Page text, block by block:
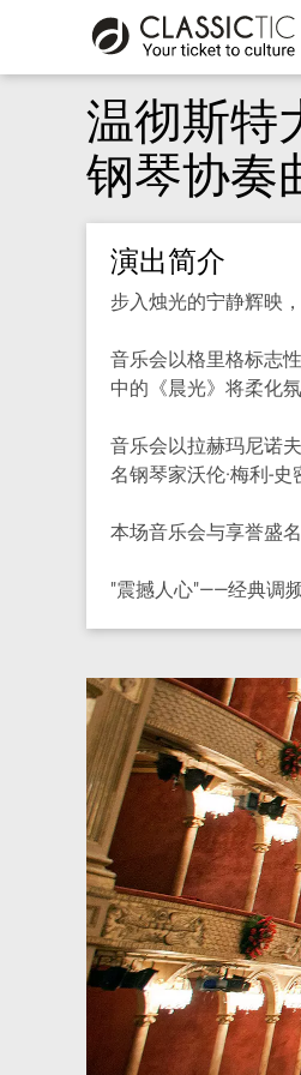
温彻斯特
钢琴协奏
演出简介
步入烛光的宁静辉映
音乐会以格里格标志
中的《晨光》将柔化
音乐会以拉赫玛尼诺
名钢琴家沃伦·梅利-
本场音乐会与享誉盛
"震撼人心"——经典调